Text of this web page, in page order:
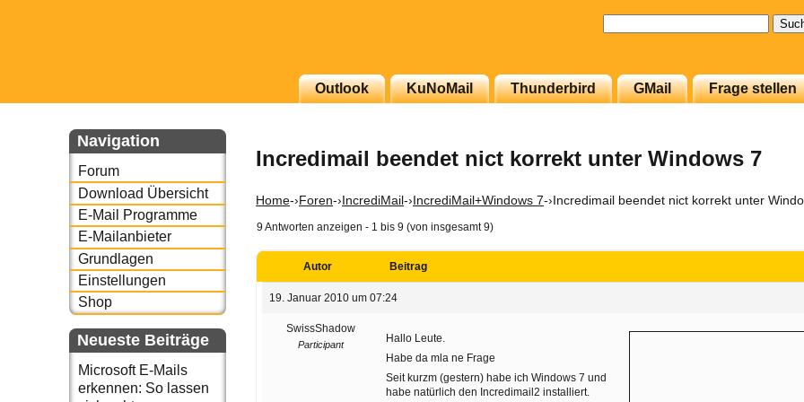
Outlook KuNoMail Thunderbird GMail Frage stellen
Navigation
Forum
Download Übersicht
E-Mail Programme
E-Mailanbieter
Grundlagen
Einstellungen
Shop
Neueste Beiträge
Microsoft E-Mails
erkennen: So lassen
Incredimail beendet nict korrekt unter Windows 7
Home-›Foren-›IncrediMail-›IncrediMail+Windows 7-›Incredimail beendet nict korrekt unter
9 Antworten anzeigen - 1 bis 9 (von insgesamt 9)
Autor Beitrag
19. Januar 2010 um 07:24
SwissShadow
Participant
Hallo Leute.
Habe da mla ne Frage
Seit kurzm (gestern) habe ich Windows 7 und
habe natürlich den Incredimail2 installiert.
oder auch